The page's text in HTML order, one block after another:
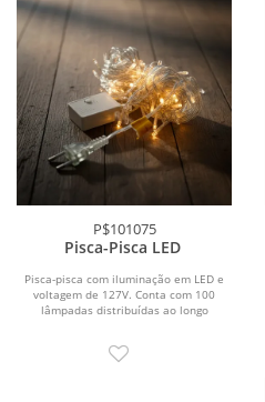
P$101075
Pisca-Pisca LED
Pisca-pisca com iluminação em LED e
voltagem de 127V. Conta com 100
lâmpadas distribuídas ao longo